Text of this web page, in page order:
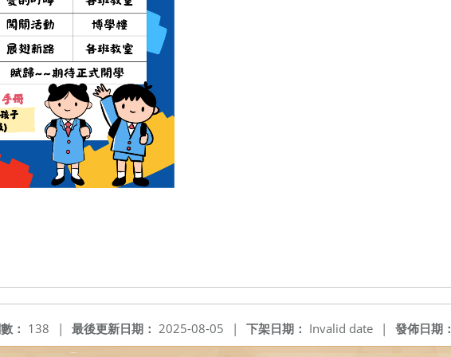
發佈日期：
下架日期： Invalid date |
最後更新日期： 2025-08-05 |
： 138 |